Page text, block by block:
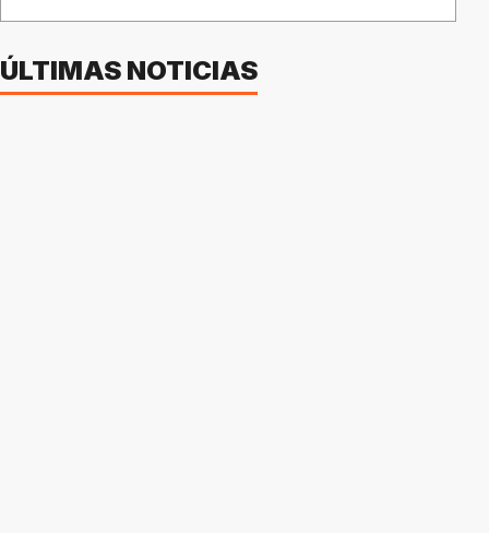
ÚLTIMAS NOTICIAS